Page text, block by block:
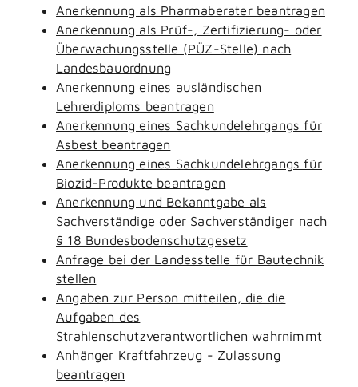
Anerkennung als Pharmaberater beantragen
Anerkennung als Prüf-, Zertifizierung- oder
Überwachungsstelle (PÜZ-Stelle) nach
Landesbauordnung
Anerkennung eines ausländischen
Lehrerdiploms beantragen
Anerkennung eines Sachkundelehrgangs für
Asbest beantragen
Anerkennung eines Sachkundelehrgangs für
Biozid-Produkte beantragen
Anerkennung und Bekanntgabe als
Sachverständige oder Sachverständiger nach
§ 18 Bundesbodenschutzgesetz
Anfrage bei der Landesstelle für Bautechnik
stellen
Angaben zur Person mitteilen, die die
Aufgaben des
Strahlenschutzverantwortlichen wahrnimmt
Anhänger Kraftfahrzeug - Zulassung
beantragen